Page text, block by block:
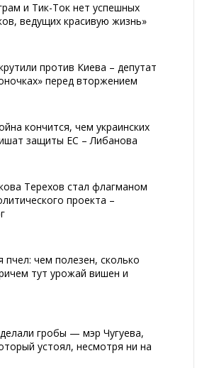
и Тик-Ток нет успешных
ведущих красивую жизнь»
против Киева – депутат
перед вторжением
кончится, чем украинских
защиты ЕС – Либанова
Терехов стал флагманом
проекта –
пчел: чем полезен, сколько
тут урожай вишен и
гробы — мэр Чугуева,
устоял, несмотря ни на